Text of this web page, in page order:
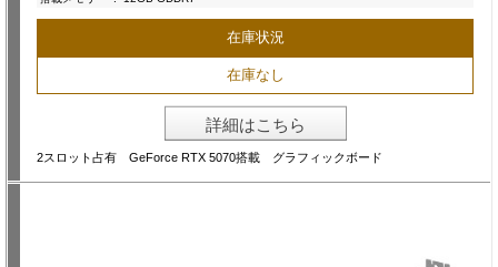
在庫状況
在庫なし
詳細はこちら
2スロット占有 GeForce RTX 5070搭載 グラフィックボード